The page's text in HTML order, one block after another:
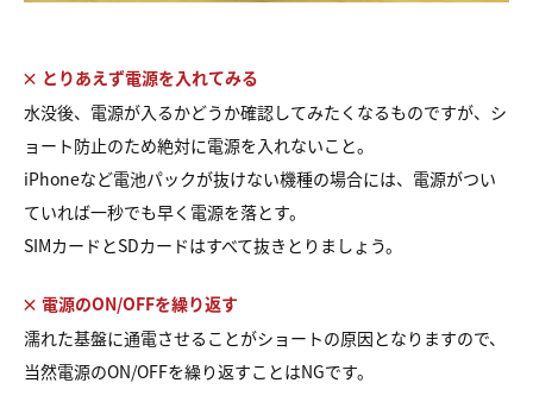
× とりあえず電源を入れてみる
水没後、電源が入るかどうか確認してみたくなるものですが、シ
ョート防止のため絶対に電源を入れないこと。
iPhoneなど電池パックが抜けない機種の場合には、電源がつい
ていれば一秒でも早く電源を落とす。
SIMカードとSDカードはすべて抜きとりましょう。
× 電源のON/OFFを繰り返す
濡れた基盤に通電させることがショートの原因となりますので、
当然電源のON/OFFを繰り返すことはNGです。